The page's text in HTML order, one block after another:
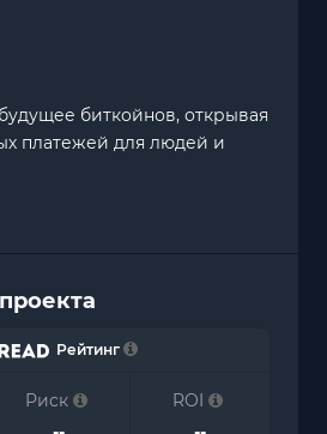
биткойнов, открывая
платежей для людей и
Рейтинг
Риск
ROI